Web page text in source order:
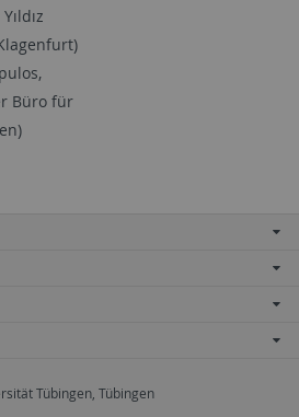
Büro für
Tübingen, Tübingen